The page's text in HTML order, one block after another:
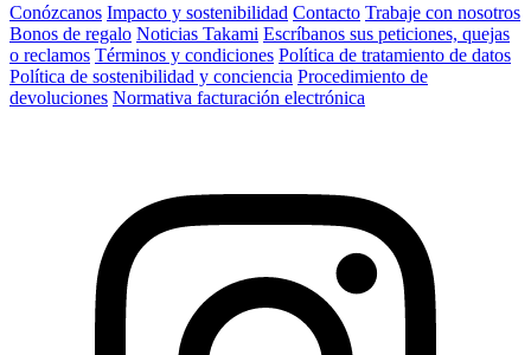
Conózcanos Impacto y sostenibilidad Contacto Trabaje con nosotros
Bonos de regalo Noticias Takami Escríbanos sus peticiones, quejas
o reclamos Términos y condiciones Política de tratamiento de datos
Política de sostenibilidad y conciencia Procedimiento de
devoluciones Normativa facturación electrónica